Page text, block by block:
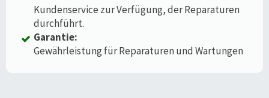
Kundenservice zur Verfügung, der Reparaturen
durchführt.
Garantie:
Gewährleistung für Reparaturen und Wartungen